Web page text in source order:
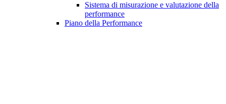
Sistema di misurazione e valutazione della
performance
Piano della Performance